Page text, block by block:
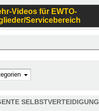
Videos für EWTO-
Servicebereich
SELBSTVERTEIDIGUNG